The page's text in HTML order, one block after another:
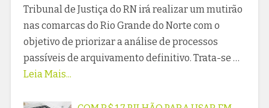
Tribunal de Justiça do RN irá realizar um mutirão
nas comarcas do Rio Grande do Norte com o
objetivo de priorizar a análise de processos
passíveis de arquivamento definitivo. Trata-se …
Leia Mais...